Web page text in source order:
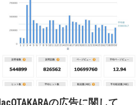
の広告に関して